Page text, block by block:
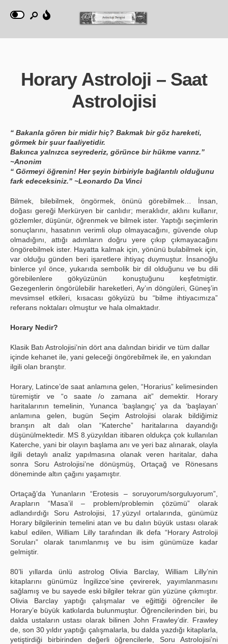
Horary Astroloji – Saat
Astrolojisi
“ Bakanla gören bir midir hiç? Bakmak bir göz hareketi,
görmek bir şuur faaliyetidir.
Bakınca yalnızca seyrederiz, görünce bir hükme varırız.”
~Anonim
“ Görmeyi öğrenin! Her şeyin birbiriyle bağlantılı olduğunu
fark edeceksiniz.” ~Leonardo Da Vinci
Bilmek, bilebilmek, öngörmek, önünü görebilmek… İnsan,
doğası gereği Merküryen bir canlıdır; meraklıdır, aklını kullanır,
gözlemler, düşünür, öğrenmek ve bilmek ister. Yaptığı seçimlerin
sonuçlarını, hasatının verimli olup olmayacağını, güvende olup
olmadığını, attığı adımların doğru yere çıkıp çıkmayacağını
öngörebilmek ister. Hayatta kalmak için, yönünü bulabilmek için,
var olduğu günden beri işaretlere ihtiyaç duymuştur. İnsanoğlu
binlerce yıl önce, yukarıda sembolik bir dil olduğunu ve bu dili
görebilenlere gökyüzünün konuştuğunu keşfetmiştir.
Gezegenlerin öngörülebilir hareketleri, Ay’ın döngüleri, Güneş’in
mevsimsel etkileri, kısacası gökyüzü bu “bilme ihtiyacımıza”
referans noktaları olmuştur ve hala olmaktadır.
Horary Nedir?
Klasik Batı Astrolojisi’nin dört ana dalından biridir ve tüm dallar
içinde kehanet ile, yani geleceği öngörebilmek ile, en yakından
ilgili olan branştır.
Horary, Latince’de saat anlamına gelen, “Horarius” kelimesinden
türemiştir ve “o saate /o zamana ait” demektir. Horary
haritalarının temelinin, Yunanca ‘başlangıç’ ya da ‘başlayan’
anlamına gelen, bugün Seçim Astrolojisi olarak bildiğimiz
branşın alt dalı olan “Katerche” haritalarına dayandığı
düşünülmektedir. MS 8.yüzyıldan itibaren oldukça çok kullanılan
Katerche, yani bir olayın başlama anı ve yeri baz alınarak, olayla
ilgili detaylı analiz yapılmasına olanak veren haritalar, daha
sonra Soru Astrolojisi’ne dönüşmüş, Ortaçağ ve Rönesans
döneminde altın çağını yaşamıştır.
Ortaçağ’da Yunanların “Erotesis – soruyorum/sorguluyorum”,
Arapların “Masa’il – problem/problemin çözümü” olarak
adlandırdığı Soru Astrolojisi, 17.yüzyıl ortalarında, günümüz
Horary bilgilerinin temelini atan ve bu dalın büyük ustası olarak
kabul edilen, William Lilly tarafından ilk defa “Horary Astroloji
Soruları” olarak tanımlanmış ve bu isim günümüze kadar
gelmiştir.
80’li yıllarda ünlü astrolog Olivia Barclay, William Lilly’nin
kitaplarını günümüz İngilizce’sine çevirerek, yayımlanmasını
sağlamış ve bu sayede eski bilgiler tekrar gün yüzüne çıkmıştır.
Olivia Barclay yaptığı çalışmalar ve eğittiği öğrenciler ile
Horary’e büyük katkılarda bulunmuştur. Öğrencilerinden biri, bu
dalda ustaların ustası olarak bilinen John Frawley’dir. Frawley
de, son 30 yıldır yaptığı çalışmalarla, bu dalda yazdığı kitaplarla,
yetiştirdiği birbirinden değerli öğrencilerle, Soru Astrolojisi’ni